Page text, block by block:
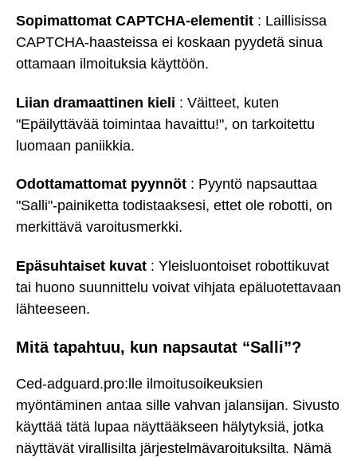
Sopimattomat CAPTCHA-elementit : Laillisissa
CAPTCHA-haasteissa ei koskaan pyydetä sinua
ottamaan ilmoituksia käyttöön.
Liian dramaattinen kieli : Väitteet, kuten
"Epäilyttävää toimintaa havaittu!", on tarkoitettu
luomaan paniikkia.
Odottamattomat pyynnöt : Pyyntö napsauttaa
"Salli"-painiketta todistaaksesi, ettet ole robotti, on
merkittävä varoitusmerkki.
Epäsuhtaiset kuvat : Yleisluontoiset robottikuvat
tai huono suunnittelu voivat vihjata epäluotettavaan
lähteeseen.
Mitä tapahtuu, kun napsautat “Salli”?
Ced-adguard.pro:lle ilmoitusoikeuksien
myöntäminen antaa sille vahvan jalansijan. Sivusto
käyttää tätä lupaa näyttääkseen hälytyksiä, jotka
näyttävät virallisilta järjestelmävaroituksilta. Nämä